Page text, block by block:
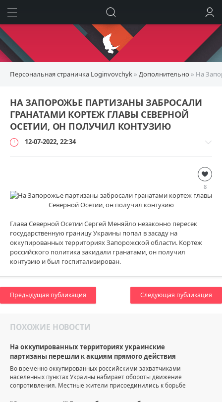
Персональная страничка Loginvovchyk » Дополнительно » На
НА ЗАПОРОЖЬЕ ПАРТИЗАНЫ ЗАБРОСАЛИ
ГРАНАТАМИ КОРТЕЖ ГЛАВЫ СЕВЕРНОЙ
ОСЕТИИ, ОН ПОЛУЧИЛ КОНТУЗИЮ
12-07-2022, 22:34
80
8
Глава Северной Осетии Сергей Меняйло незаконно пересек
государственную границу Украины попал в засаду на
оккупированных территориях Запорожской области. Кортеж
российского политика закидали гранатами, он получил
контузию и был госпитализирован.
Предыдущая публикация Следующая публикация
ПОХОЖИЕ НОВОСТИ
На оккупированных территориях украинские
партизаны перешли к акциям прямого действия
Во временно оккупированных российскими захватчиками
населенных пунктах Украины набирает обороты движение
сопротивления. Местные жители присоединились к борьбе